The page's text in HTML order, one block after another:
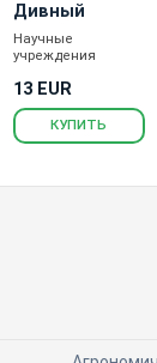
Дивный
Научные
учреждения
13 EUR
КУПИТЬ